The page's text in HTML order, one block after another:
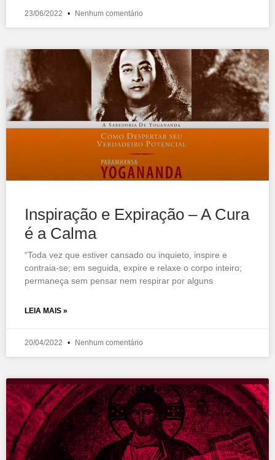
23/06/2022 Nenhum comentário
Inspiração e Expiração – A Cura
é a Calma
“Toda vez que estiver cansado ou inquieto, inspire e
contraia-se; em seguida, expire e relaxe o corpo inteiro;
permaneça sem pensar nem respirar por alguns
LEIA MAIS »
20/04/2022 Nenhum comentário